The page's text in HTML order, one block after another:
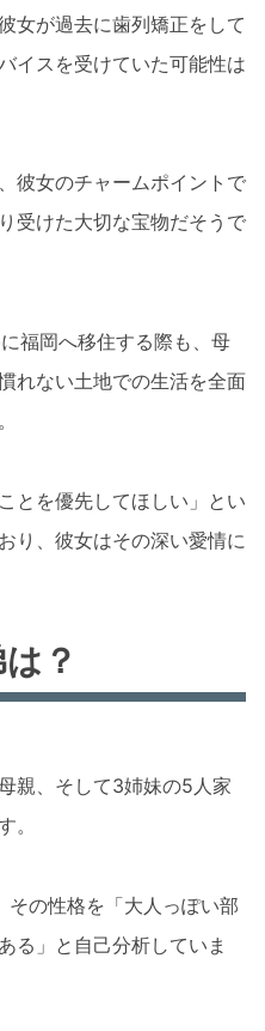
女が過去に歯列矯正をして
イスを受けていた可能性は
彼女のチャームポイントで
受けた大切な宝物だそうで
福岡へ移住する際も、母
れない土地での生活を全面
とを優先してほしい」とい
り、彼女はその深い愛情に
？
親、そして3姉妹の5人家
。
の性格を「大人っぽい部
る」と自己分析していま